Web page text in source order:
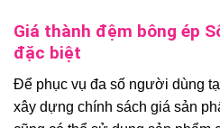
Giá thành đệm bông ép
đặc biệt
Để phục vụ đa số người dùng
xây dựng chính sách giá sản